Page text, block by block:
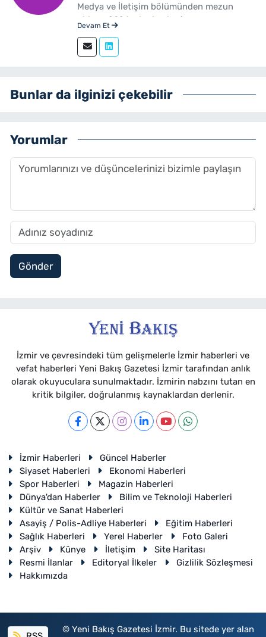
Medya ve İletişim bölümünden mezun
oldum. 2024 yılından beri
olarak çalışmaktayım.
Devam Et
Bunlar da ilginizi çekebilir
Yorumlar
Gönder
İzmir ve çevresindeki tüm gelişmelerle İzmir haberleri ve
vefat haberleri Yeni Bakış Gazetesi İzmir tarafından anlık
olarak okuyuculara sunulmaktadır. İzmirin nabzını tutan en
kritik bilgiler, doğrulanmış kaynaklardan derlenir.
İzmir Haberleri
Güncel Haberler
Siyaset Haberleri
Ekonomi Haberleri
Spor Haberleri
Magazin Haberleri
Dünya'dan Haberler
Bilim ve Teknoloji Haberleri
Kültür ve Sanat Haberleri
Asayiş / Polis-Adliye Haberleri
Eğitim Haberleri
Sağlık Haberleri
Yerel Haberler
Foto Galeri
Arşiv
Künye İletişim
Site Haritası
Resmi İlanlar
Editoryal İlkeler
Gizlilik Sözleşmesi
Hakkımızda
© Yeni Bakış Gazetesi İzmir. Bu sitede yer alan